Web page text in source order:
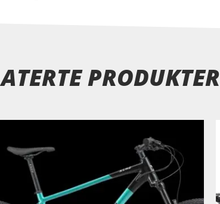
PRODUKTER